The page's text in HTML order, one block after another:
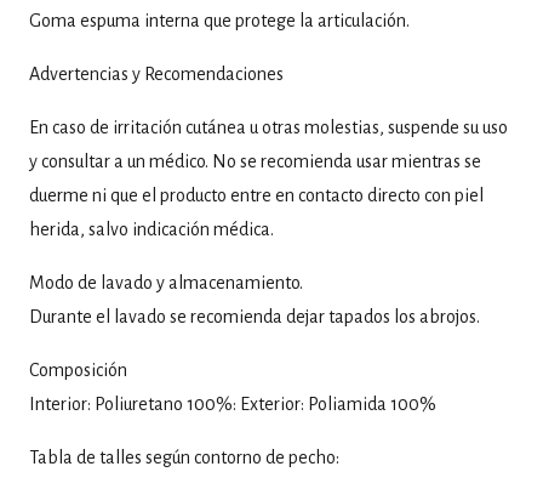
Goma espuma interna que protege la articulación.
Advertencias y Recomendaciones
En caso de irritación cutánea u otras molestias, suspende su uso
y consultar a un médico. No se recomienda usar mientras se
duerme ni que el producto entre en contacto directo con piel
herida, salvo indicación médica.
Modo de lavado y almacenamiento.
Durante el lavado se recomienda dejar tapados los abrojos.
Composición
Interior: Poliuretano 100%: Exterior: Poliamida 100%
Tabla de talles según contorno de pecho: